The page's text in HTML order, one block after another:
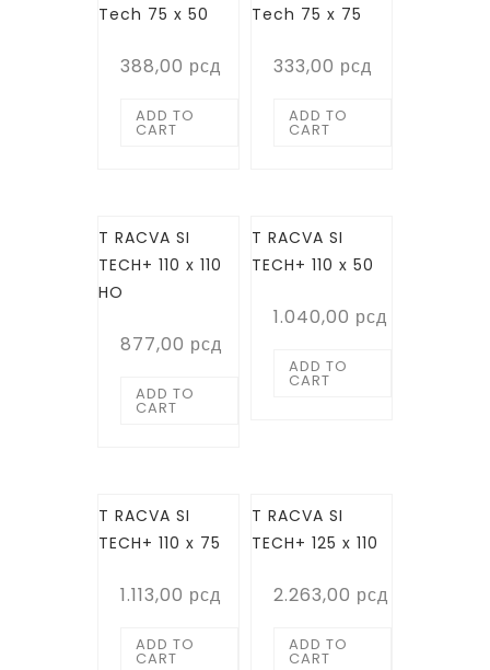
Tech 75 x 50
388,00 рсд
ADD TO
CART
Tech 75 x 75
333,00 рсд
ADD TO
CART
T RACVA SI
TECH+ 110 x 110
HO
877,00 рсд
ADD TO
CART
T RACVA SI
TECH+ 110 x 50
1.040,00 рсд
ADD TO
CART
T RACVA SI
TECH+ 110 x 75
1.113,00 рсд
ADD TO
CART
T RACVA SI
TECH+ 125 x 110
2.263,00 рсд
ADD TO
CART